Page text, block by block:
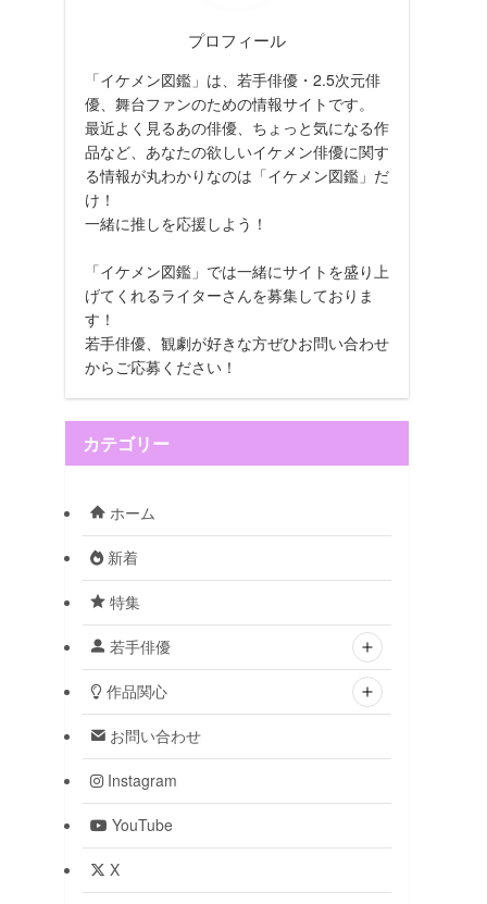
プロフィール
「イケメン図鑑」は、若手俳優・2.5次元俳
優、舞台ファンのための情報サイトです。
最近よく見るあの俳優、ちょっと気になる作
品など、あなたの欲しいイケメン俳優に関す
る情報が丸わかりなのは「イケメン図鑑」だ
け！
一緒に推しを応援しよう！
「イケメン図鑑」では一緒にサイトを盛り上
げてくれるライターさんを募集しておりま
す！
若手俳優、観劇が好きな方ぜひお問い合わせ
からご応募ください！
カテゴリー
ホーム
新着
特集
若手俳優
作品関心
お問い合わせ
Instagram
YouTube
X